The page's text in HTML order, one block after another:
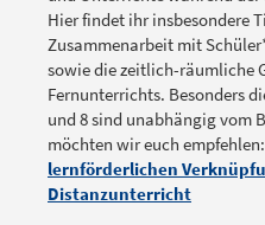
Hier findet ihr insbesondere
Zusammenarbeit mit
sowie die zeitlich-räumliche
Fernunterrichts. Besonders
und 8 sind unabhängig vom
möchten wir euch empfehlen:
lernförderlichen
Distanzunterricht